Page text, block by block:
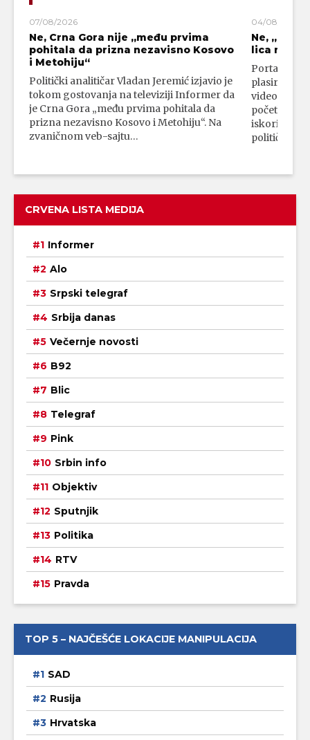
07/08/2026
Ne, Crna Gora nije „među prvima
pohitala da prizna nezavisno Kosovo
i Metohiju“
Politički analitičar Vladan Jeremić izjavio je
tokom gostovanja na televiziji Informer da
je Crna Gora „među prvima pohitala da
prizna nezavisno Kosovo i Metohiju“. Na
zvaničnom veb-sajtu…
04/08/2026
Ne,
lica
Portal 24
plasirali su
video-
početka
iskorišćava
političkim
CRVENA LISTA MEDIJA
Informer
Alo
Srpski telegraf
Srbija danas
Večernje novosti
B92
Blic
Telegraf
Pink
Srbin info
Objektiv
Sputnjik
Politika
RTV
Pravda
TOP 5 – NAJČEŠĆE LOKACIJE MANIPULACIJA
SAD
Rusija
Hrvatska